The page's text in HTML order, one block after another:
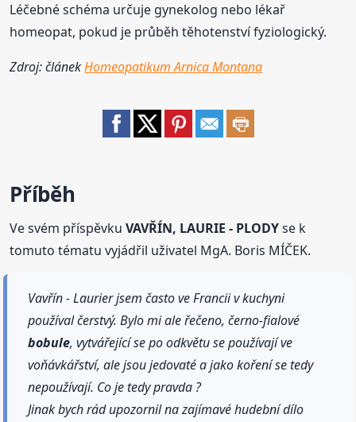
Léčebné schéma určuje gynekolog nebo lékař
homeopat, pokud je průběh těhotenství fyziologický.
Zdroj: článekHomeopatikum Arnica Montana
Příběh
Ve svém příspěvkuVAVŘÍN, LAURIE - PLODYse k
tomuto tématu vyjádřil uživatel MgA. Boris MÍČEK.
Vavřín - Laurier jsem často ve Francii v kuchyni
používal čerstvý. Bylo mi ale řečeno, černo-fialové
bobule, vytvářející se po odkvětu se používají ve
voňávkářství, ale jsou jedovaté a jako koření se tedy
nepoužívají. Co je tedy pravda ?
Jinak bych rád upozornil na zajímavé hudební dílo